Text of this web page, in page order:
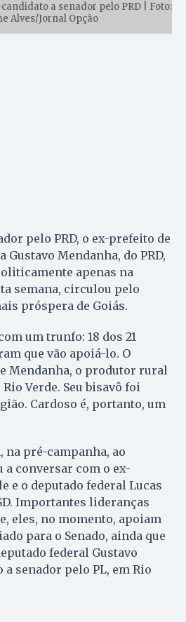
a senador pelo PRD | Foto:
Alves/Jornal Opção
pelo PRD, o ex-prefeito de
Gustavo Mendanha, do PRD,
apenas na
semana, circulou pelo
próspera de Goiás.
um trunfo: 18 dos 21
que vão apoiá-lo. O
Mendanha, o produtor rural
Verde. Seu bisavô foi
Cardoso é, portanto, um
pré-campanha, ao
a conversar com o ex-
e o deputado federal Lucas
Importantes lideranças
eles, no momento, apoiam
para o Senado, ainda que
federal Gustavo
a senador pelo PL, em Rio